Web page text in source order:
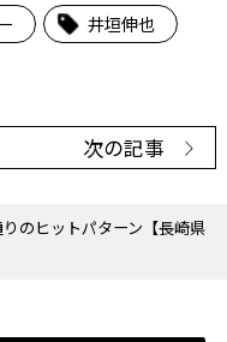
のヒットパターン【長崎県
井垣伸也
次の記事